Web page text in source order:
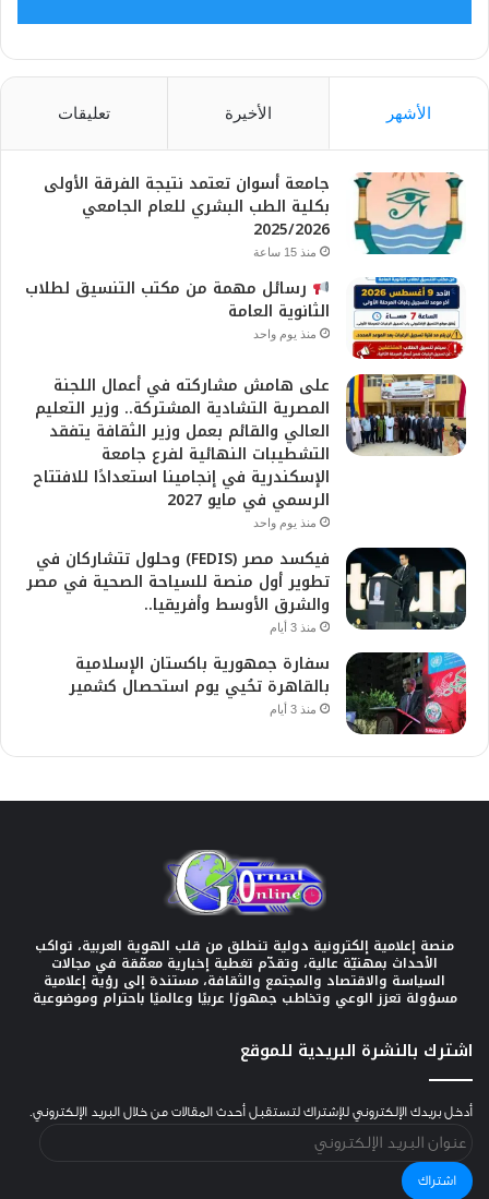
الأشهر الأخيرة تعليقات
جامعة أسوان تعتمد نتيجة الفرقة الأولى
بكلية الطب البشري للعام الجامعي
2025/2026
منذ 15 ساعة
رسائل مهمة من مكتب التنسيق لطلاب
الثانوية العامة
منذ يوم واحد
على هامش مشاركته في أعمال اللجنة
المصرية التشادية المشتركة.. وزير التعليم
العالي والقائم بعمل وزير الثقافة يتفقد
التشطيبات النهائية لفرع جامعة
الإسكندرية في إنجامينا استعدادًا للافتتاح
الرسمي في مايو 2027
منذ يوم واحد
فيكسد مصر (FEDIS) وحلول تتشاركان في
تطوير أول منصة للسياحة الصحية في مصر
والشرق الأوسط وأفريقيا..
منذ 3 أيام
سفارة جمهورية باكستان الإسلامية
بالقاهرة تحُيي يوم استحصال كشمير
منذ 3 أيام
منصة إعلامية إلكترونية دولية تنطلق من قلب الهوية العربية، تواكب
الأحداث بمهنيّة عالية، وتقدّم تغطية إخبارية معمّقة في مجالات
السياسة والاقتصاد والمجتمع والثقافة، مستندة إلى رؤية إعلامية
مسؤولة تعزز الوعي وتخاطب جمهورًا عربيًا وعالميًا باحترام وموضوعية
اشترك بالنشرة البريدية للموقع
أدخل بريدك الإلكتروني للإشتراك لتستقبل أحدث المقالات من خلال البريد الإلكتروني.
الإلكتروني
اشتراك